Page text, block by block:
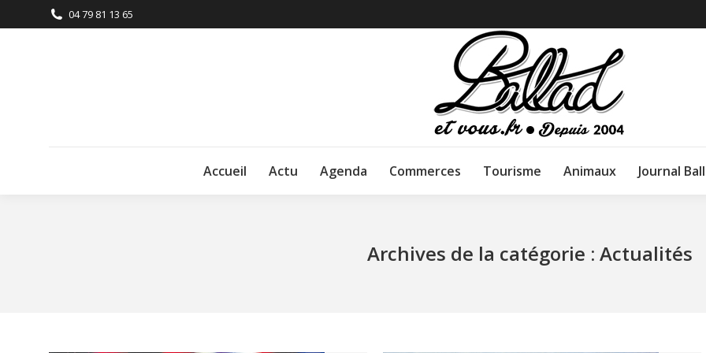
04 79 81 13 65
Accueil Actu Agenda Commerces Tourisme Animaux Journal
Archives de la catégorie : Actualités